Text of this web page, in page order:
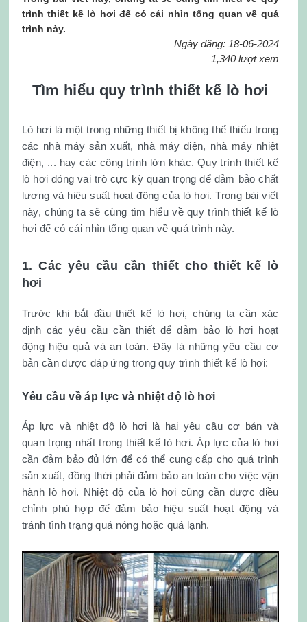
trình thiết kế lò hơi để có cái nhìn tổng quan về quá
trình này.
Ngày đăng: 18-06-2024
1,340 lượt xem
Tìm hiểu quy trình thiết kế lò hơi
Lò hơi là một trong những thiết bị không thể thiếu trong
các nhà máy sản xuất, nhà máy điện, nhà máy nhiệt
điện, ... hay các công trình lớn khác. Quy trình thiết kế
lò hơi đóng vai trò cực kỳ quan trọng để đảm bảo chất
lượng và hiệu suất hoạt động của lò hơi. Trong bài viết
này, chúng ta sẽ cùng tìm hiểu về quy trình thiết kế lò
hơi để có cái nhìn tổng quan về quá trình này.
1. Các yêu cầu cần thiết cho thiết kế lò
hơi
Trước khi bắt đầu thiết kế lò hơi, chúng ta cần xác
định các yêu cầu cần thiết để đảm bảo lò hơi hoạt
động hiệu quả và an toàn. Đây là những yêu cầu cơ
bản cần được đáp ứng trong quy trình thiết kế lò hơi:
Yêu cầu về áp lực và nhiệt độ lò hơi
Áp lực và nhiệt độ lò hơi là hai yêu cầu cơ bản và
quan trọng nhất trong thiết kế lò hơi. Áp lực của lò hơi
cần đảm bảo đủ lớn để có thể cung cấp cho quá trình
sản xuất, đồng thời phải đảm bảo an toàn cho việc vận
hành lò hơi. Nhiệt độ của lò hơi cũng cần được điều
chỉnh phù hợp để đảm bảo hiệu suất hoạt động và
tránh tình trạng quá nóng hoặc quá lạnh.